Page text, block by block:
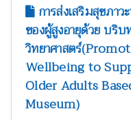
การส่งเสริมสุขภา
ของผู้สูงอายุด้วย บ
วิทยาศาสตร์
Wellbeing to
Older Adults
Museum)